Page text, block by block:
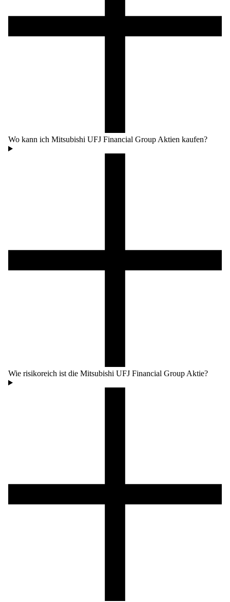
Wo kann ich Mitsubishi UFJ Financial Group Aktien kaufen?
Wie risikoreich ist die Mitsubishi UFJ Financial Group Aktie?